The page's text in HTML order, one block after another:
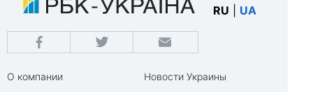
RU UA
О компании
Новости Украины